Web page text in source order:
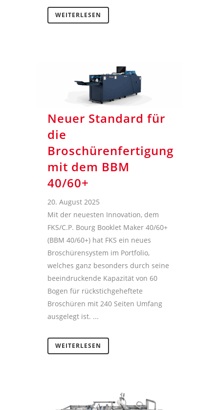
WEITERLESEN
Neuer Standard für
die
Broschürenfertigung
mit dem BBM
40/60+
20. August 2025
Mit der neuesten Innovation, dem
FKS/C.P. Bourg Booklet Maker 40/60+
(BBM 40/60+) hat FKS ein neues
Broschürensystem im Portfolio,
welches ganz besonders durch seine
beeindruckende Kapazität von 60
Bogen für rückstichgeheftete
Broschüren mit 240 Seiten Umfang
ausgelegt ist. ...
WEITERLESEN